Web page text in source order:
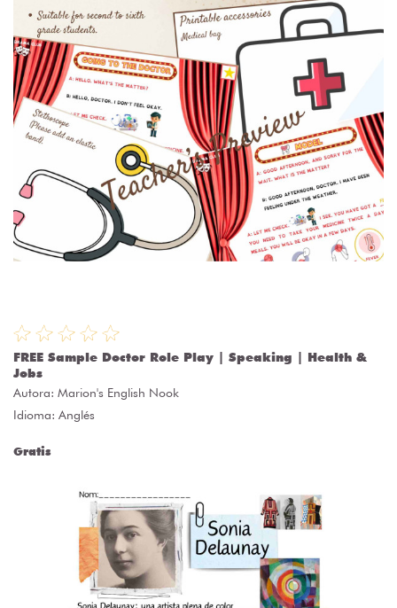
FREE Sample Doctor Role Play | Speaking | Health &
Jobs
Autora: Marion's English Nook
Idioma: Anglés
Gratis